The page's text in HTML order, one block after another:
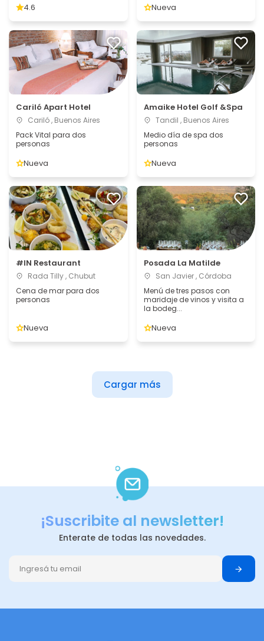
4.6 Nueva
Cariló Apart Hotel
Cariló , Buenos Aires
Pack Vital para dos
personas
Nueva
Amaike Hotel Golf &Spa
Tandil , Buenos Aires
Medio día de spa dos
personas
Nueva
#IN Restaurant
Rada Tilly , Chubut
Cena de mar para dos
personas
Nueva
Posada La Matilde
San Javier , Córdoba
Menú de tres pasos con
maridaje de vinos y visita a
la bodeg...
Nueva
Cargar más
¡Suscribite al newsletter!
Enterate de todas las novedades.